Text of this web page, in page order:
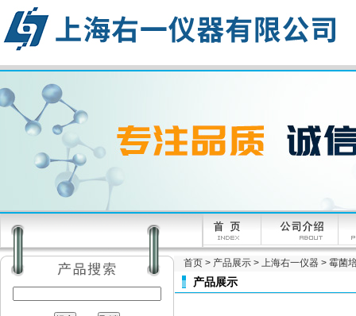
首页 > 产品展示 > 上海右一仪器 > 霉菌
产品展示